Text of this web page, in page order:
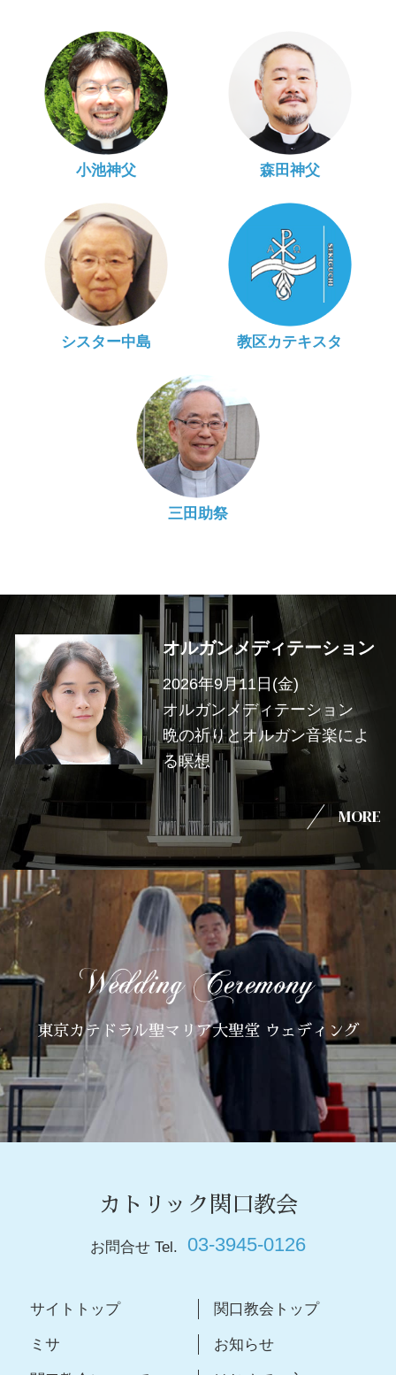
小池神父 森田神父
シスター中島 教区カテキスタ
三田助祭
オルガンメディテーション
2026年9月11日(金)
オルガンメディテーション
晩の祈りとオルガン音楽によ
る瞑想
MORE
東京カテドラル聖マリア大聖堂 ウェディング
カトリック関口教会
お問合せ Tel. 03-3945-0126
サイトトップ 関口教会トップ
ミサ お知らせ